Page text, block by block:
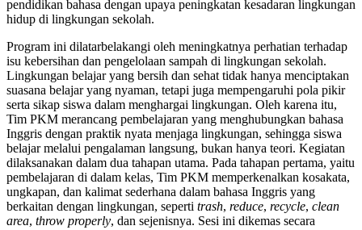
pendidikan bahasa dengan upaya peningkatan kesadaran lingkungan
hidup di lingkungan sekolah.
Program ini dilatarbelakangi oleh meningkatnya perhatian terhadap
isu kebersihan dan pengelolaan sampah di lingkungan sekolah.
Lingkungan belajar yang bersih dan sehat tidak hanya menciptakan
suasana belajar yang nyaman, tetapi juga mempengaruhi pola pikir
serta sikap siswa dalam menghargai lingkungan. Oleh karena itu,
Tim PKM merancang pembelajaran yang menghubungkan bahasa
Inggris dengan praktik nyata menjaga lingkungan, sehingga siswa
belajar melalui pengalaman langsung, bukan hanya teori. Kegiatan
dilaksanakan dalam dua tahapan utama. Pada tahapan pertama, yaitu
pembelajaran di dalam kelas, Tim PKM memperkenalkan kosakata,
ungkapan, dan kalimat sederhana dalam bahasa Inggris yang
berkaitan dengan lingkungan, seperti trash, reduce, recycle, clean
area, throw properly, dan sejenisnya. Sesi ini dikemas secara